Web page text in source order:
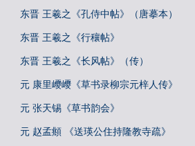
东晋 王羲之《孔侍中帖》（唐摹本）
东晋 王羲之《行穰帖》
东晋 王羲之《长风帖》（传）
元 康里巎巎《草书录柳宗元梓人传》
元 张天锡《草书韵会》
元 赵孟頫 《送瑛公住持隆教寺疏》